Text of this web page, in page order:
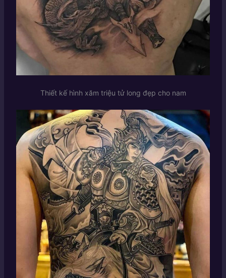
Thiết kế hình xăm triệu tử long đẹp cho nam